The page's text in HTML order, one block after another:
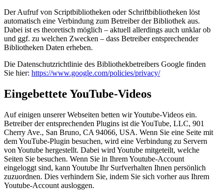
Der Aufruf von Scriptbibliotheken oder Schriftbibliotheken löst
automatisch eine Verbindung zum Betreiber der Bibliothek aus.
Dabei ist es theoretisch möglich – aktuell allerdings auch unklar ob
und ggf. zu welchen Zwecken – dass Betreiber entsprechender
Bibliotheken Daten erheben.
Die Datenschutzrichtlinie des Bibliothekbetreibers Google finden
Sie hier: https://www.google.com/policies/privacy/
Eingebettete YouTube-Videos
Auf einigen unserer Webseiten betten wir Youtube-Videos ein.
Betreiber der entsprechenden Plugins ist die YouTube, LLC, 901
Cherry Ave., San Bruno, CA 94066, USA. Wenn Sie eine Seite mit
dem YouTube-Plugin besuchen, wird eine Verbindung zu Servern
von Youtube hergestellt. Dabei wird Youtube mitgeteilt, welche
Seiten Sie besuchen. Wenn Sie in Ihrem Youtube-Account
eingeloggt sind, kann Youtube Ihr Surfverhalten Ihnen persönlich
zuzuordnen. Dies verhindern Sie, indem Sie sich vorher aus Ihrem
Youtube-Account ausloggen.